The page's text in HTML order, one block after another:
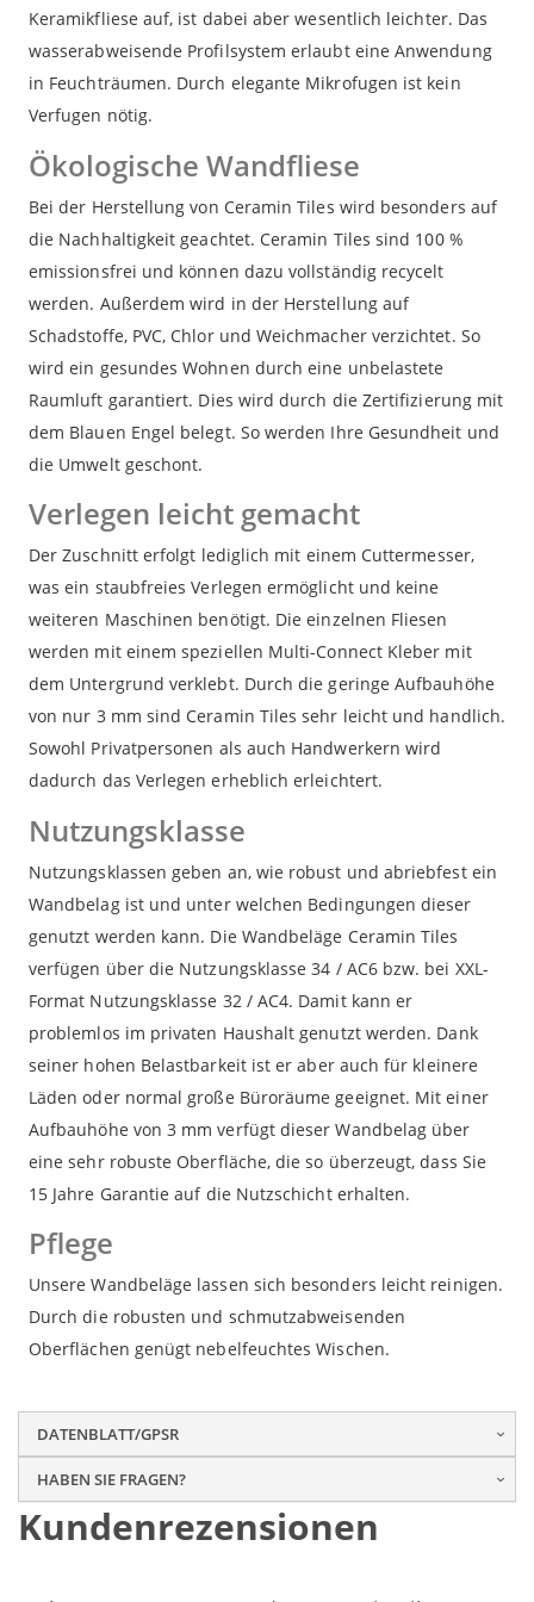
Keramikfliese auf, ist dabei aber wesentlich leichter. Das
wasserabweisende Profilsystem erlaubt eine Anwendung
in Feuchträumen. Durch elegante Mikrofugen ist kein
Verfugen nötig.
Ökologische Wandfliese
Bei der Herstellung von Ceramin Tiles wird besonders auf
die Nachhaltigkeit geachtet. Ceramin Tiles sind 100 %
emissionsfrei und können dazu vollständig recycelt
werden. Außerdem wird in der Herstellung auf
Schadstoffe, PVC, Chlor und Weichmacher verzichtet. So
wird ein gesundes Wohnen durch eine unbelastete
Raumluft garantiert. Dies wird durch die Zertifizierung mit
dem Blauen Engel belegt. So werden Ihre Gesundheit und
die Umwelt geschont.
Verlegen leicht gemacht
Der Zuschnitt erfolgt lediglich mit einem Cuttermesser,
was ein staubfreies Verlegen ermöglicht und keine
weiteren Maschinen benötigt. Die einzelnen Fliesen
werden mit einem speziellen Multi-Connect Kleber mit
dem Untergrund verklebt. Durch die geringe Aufbauhöhe
von nur 3 mm sind Ceramin Tiles sehr leicht und handlich.
Sowohl Privatpersonen als auch Handwerkern wird
dadurch das Verlegen erheblich erleichtert.
Nutzungsklasse
Nutzungsklassen geben an, wie robust und abriebfest ein
Wandbelag ist und unter welchen Bedingungen dieser
genutzt werden kann. Die Wandbeläge Ceramin Tiles
verfügen über die Nutzungsklasse 34 / AC6 bzw. bei XXL-
Format Nutzungsklasse 32 / AC4. Damit kann er
problemlos im privaten Haushalt genutzt werden. Dank
seiner hohen Belastbarkeit ist er aber auch für kleinere
Läden oder normal große Büroräume geeignet. Mit einer
Aufbauhöhe von 3 mm verfügt dieser Wandbelag über
eine sehr robuste Oberfläche, die so überzeugt, dass Sie
15 Jahre Garantie auf die Nutzschicht erhalten.
Pflege
Unsere Wandbeläge lassen sich besonders leicht reinigen.
Durch die robusten und schmutzabweisenden
Oberflächen genügt nebelfeuchtes Wischen.
DATENBLATT/GPSR
HABEN SIE FRAGEN?
Kundenrezensionen